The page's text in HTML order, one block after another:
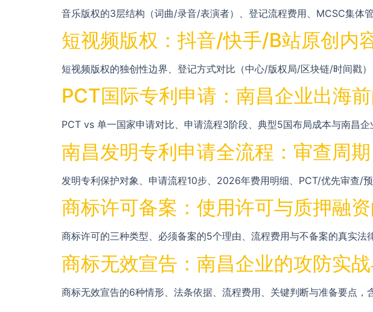
音乐版权的3层结构（词曲/录音/表演者）、登记流程费用、MCSC集体管
短视频版权：抖音/快手/B站原创内
短视频版权的独创性边界、登记方式对比（中心/版权局/区块链/时间戳）
PCT国际专利申请：南昌企业出海
PCT vs 单一国家申请对比、申请流程3阶段、典型5国布局成本与南昌企
南昌发明专利申请全流程：审查周
发明专利保护对象、申请流程10步、2026年费用明细、PCT/优先审查/预
商标许可备案：使用许可与质押融
商标许可的三种类型、必须备案的5个理由、流程费用与不备案的真实法
商标无效宣告：南昌企业的攻防实
商标无效宣告的6种情形、法条依据、流程费用、关键判断与准备要点，